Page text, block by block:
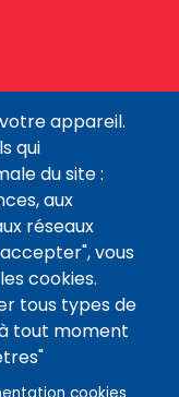
appareil.
qui
du site :
aux
réseaux
accepter", vous
cookies.
tous types de
tout moment